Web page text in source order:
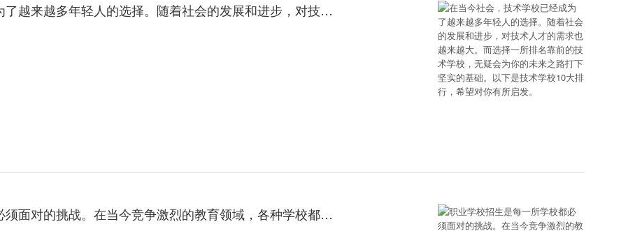
在当今社会，技术学校已经成为了越来越多年轻人的选择。随着社会的发展和进步，对技术人才的需求也越来越大。而选择一所排名靠前的技术学校，无疑会为你的未来之路打下坚实的基础。以下是技术学校10大排行，希望对你有所启发。
职业学校招生是每一所学校都必须面对的挑战。在当今竞争激烈的教育领域，各种学校都竞相争取优秀学生。如果你想让更多的学生了解你的学校并报名就读，那么在搜索引擎优化（SEO）方面需要做出一些努力。